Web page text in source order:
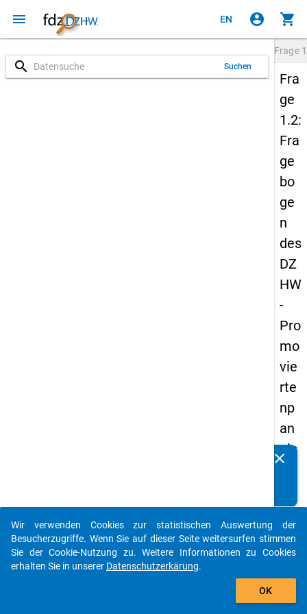
menu EN account_circle shopping_cart
search Suchen
Frage
Fra
ge
1.2:
Fra
ge
bo
ge
n
des
DZ
HW
-
Pro
mo
vie
rte
np
an
els
-
vie
rte
clear
auto_stories
add_shopping_cart
Wir verwenden Cookies zur statistischen Auswertung der
Besucherzugriffe. Wenn Sie auf dieser Seite weitersurfen stimmen
Sie der Cookie-Nutzung zu. Weitere Informationen zu Cookies
erhalten Sie in unserer Datenschutzerkärung.
OK